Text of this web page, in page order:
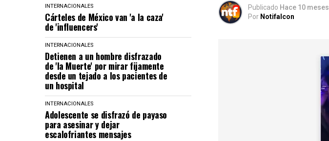
INTERNACIONALES
Cárteles de México van 'a la caza'
de 'influencers'
INTERNACIONALES
Detienen a un hombre disfrazado
de 'la Muerte' por mirar fijamente
desde un tejado a los pacientes de
un hospital
INTERNACIONALES
Adolescente se disfrazó de payaso
para asesinar y dejar
escalofriantes mensajes
Publicado Hace 10 meses
Por Notifalcon